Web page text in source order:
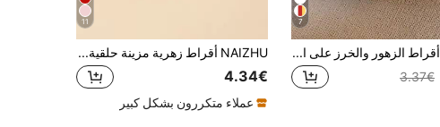
7
زوج من أقراط الزهور والخرز على الطراز الفرنسي الأصفر الحد الأدنى، مناسبة للبنات المراهقات للارتداء اليومي
3.37€
11
NAIZHU أقراط زهرية مزينة حلقية هدايا عيد الأم، عيد الأم، عيد الحب
4.34€
عملاء متكررون بشكل كبير